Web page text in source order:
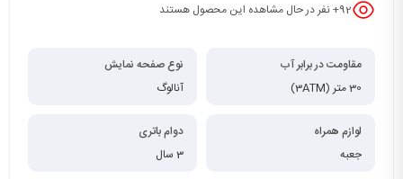
92+ نفر در حال مشاهده این محصول هستند
مقاومت در برابر آب
30 متر (3ATM)
نوع صفحه نمایش
آنالوگ
لوازم همراه
جعبه
دوام باتری
3 سال